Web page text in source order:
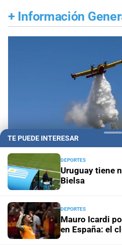
+ Información
Propiedad privada y
ambientales cuestionan la
regresión en materia
El diario cumple 108 años
TE PUEDE INTERESAR
DEPORTES
Uruguay tiene
Bielsa
DEPORTES
Mauro Icardi
en España: el